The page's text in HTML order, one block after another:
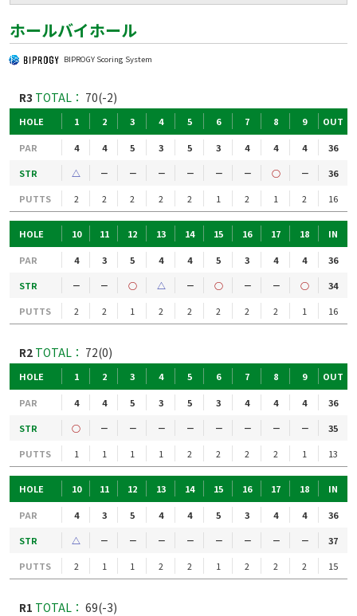
ホールバイホール
BIPROGY Scoring System
R3 TOTAL： 70(-2)
HOLE 1 2 3 4 5 6 7 8 9 OUT
PAR 4 4 5 3 5 3 4 4 4
36
STR
△ － － － － － － ○ －
36
PUTTS
2 2 2 2 2 1 2 1 2 16
HOLE 10 11 12 13 14 15 16 17 18 IN
PAR 4 3 5 4 4 5 3 4 4
36
STR
－ － ○ △ － ○ － － ○
34
PUTTS
2 2 1 2 2 2 2 2 1 16
R2 TOTAL： 72(0)
HOLE 1 2 3 4 5 6 7 8 9 OUT
PAR 4 4 5 3 5 3 4 4 4
36
STR
○ － － － － － － － －
35
PUTTS
1 1 1 1 2 2 2 2 1 13
HOLE 10 11 12 13 14 15 16 17 18 IN
PAR 4 3 5 4 4 5 3 4 4
36
STR
△ － － － － － － － －
37
PUTTS
2 1 1 2 2 1 2 2 2 15
R1 TOTAL： 69(-3)